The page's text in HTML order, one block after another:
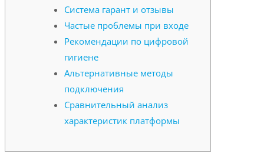
Система гарант и отзывы
Частые проблемы при входе
Рекомендации по цифровой
гигиене
Альтернативные методы
подключения
Сравнительный анализ
характеристик платформы